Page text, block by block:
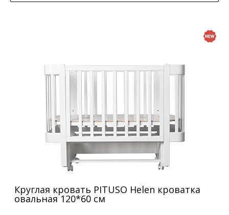
Круглая кровать PITUSO Helen кроватка
овальная 120*60 см